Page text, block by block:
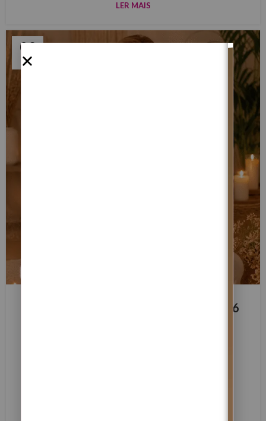
LER MAIS
09
JUL
Ritual da Lua Nova de 14 de Julho 2026